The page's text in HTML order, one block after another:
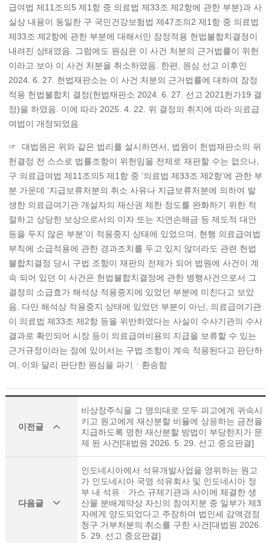
급여법 제11조의5 제1항 중 의료법 제33조 제2항에 관한 부분)과 사
실상 내용이 동일한 구 국민건강보험법 제47조의2 제1항 중 의료법
제33조 제2항에 관한 부분에 대해서만 잠정적용 헌법불합치결정이
내려진 상태였음. 그럼에도 원심은 이 사건 처분의 근거법률이 위헌
이라고 보아 이 사건 처분을 취소하였음. 한편, 원심 선고 이후인
2024. 6. 27. 헌법재판소는 이 사건 처분의 근거법률에 대하여 잠정
적용 헌법불합치 결정(헌법재판소 2024. 6. 27. 선고 2021헌가19 결
정)을 하였음. 이에 따라 2025. 4. 22. 위 결정의 취지에 따라 의료급
여법이 개정되었음
☞ 대법원은 위와 같은 법리를 설시하면서, 법원이 헌법재판소의 위
헌결정 전 스스로 법률조항이 위헌임을 전제로 재판할 수는 없으나,
구 의료급여법 제11조의5 제1항 중 ‘의료법 제33조 제2항’에 관한 부
분 가운데 ‘지급보류처분의 취소 사유나 지급보류처분에 의하여 발
생한 의료급여기관 개설자의 재산권 제한 정도를 완화하기 위한 적
절하고 상당한 보상으로서의 이자 또는 지연손해금 등 제도적 대안
등을 두지 않은 부분’이 적용중지 상태에 있었으며, 현행 의료급여법
부칙에 소급적용에 관한 경과조치를 두고 있지 않더라도 관련 헌법
불합치결정 당시 구법 조항이 재판의 전제가 되어 법원에 사건이 계
속 되어 있던 이 사건은 헌법불합치결정에 관한 병행사건으로서 그
결정의 소급효가 해석상 적용중지에 있었던 부분에 미친다고 보았
음. 다만 해석상 적용중지 상태에 있었던 부분이 아닌, 의료급여기관
이 의료법 제33조 제2항 등을 위반하였다는 사실이 수사기관의 수사
결과로 확인되어 시장 등이 의료급여비용의 지급을 보류할 수 있는
근거규정이라는 점에 있어서는 구법 조항이 계속 적용된다고 판단하
여, 이와 달리 판단한 원심을 파기ㆍ환송함
이전글
비상장주식을 그 명의대로 모두 피고에게 귀속시
키고 원고에게 재산분할 비율에 상응하는 금전을
지급하도록 명한 재산분할 방법이 부당한지가 문
제 된 사건[대법원 2026. 5. 29. 선고 중요판결]
다음글
인도네시아에서 석유개발사업을 영위하는 원고
가 인도네시아 국영 석유회사 및 인도네시아 정
부 내 석유ㆍ가스 규제기관과 사이에 체결한 생
산물 분배계약상 자신의 참여지분 중 일부가 제3
자에게 양도되었다고 주장하며 법인세 감액경정
청구 거부처분의 취소를 구한 사건[대법원 2026.
5. 29. 선고 중요판결]